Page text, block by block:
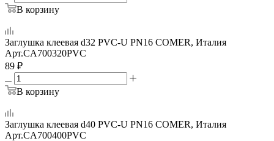
В корзину
Заглушка клеевая d32 PVC-U PN16 COMER, Италия
Арт.CA700320PVC
89 ₽
В корзину
Заглушка клеевая d40 PVC-U PN16 COMER, Италия
Арт.CA700400PVC